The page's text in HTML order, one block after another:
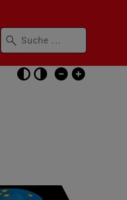
Barrierefrei-
Einstellungen
überspringen
Suchbegriffe